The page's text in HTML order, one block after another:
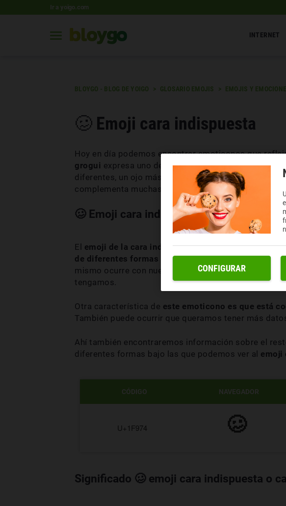
Ir a yoigo.com
INTERNET
BLOYGO - BLOG DE YOIGO GLOSARIO EMOJIS EMOJIS Y
🥴 Emoji cara indispuesta
Hoy en día podemos encontrar emoticonos que
grogui expresa uno de estos estados. Este símbolo
diferentes, un ojo más abierto o cerrado que otro y
complementa muchas conversaciones.
🥴 Emoji cara indispuesta copiar y pegar
El emoji de la cara indispuesta o cara de grogui
de diferentes formas y maneras. Esto es debido a
mismo ocurre con nuestro navegador y con nuestro
tengamos.
Otra característica de este emoticono es que está
También puede ocurrir que queramos tener más
Ahí también encontraremos información sobre el
diferentes formas bajo las que podemos ver al emoji
CÓDIGO NAVEGADOR
U+1F974 🥴
Significado 🥴 emoji cara indispuesta o
CONFIGURAR